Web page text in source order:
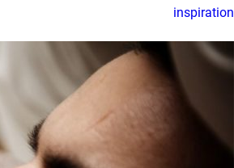
inspiration